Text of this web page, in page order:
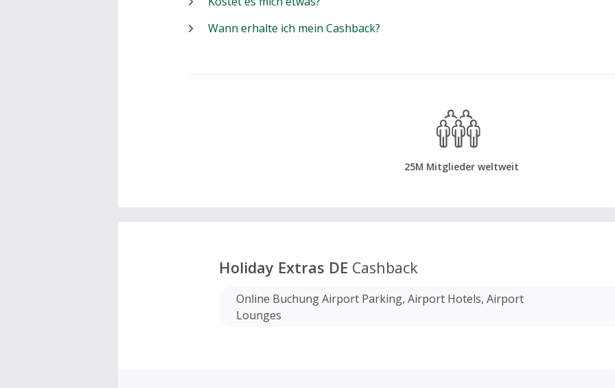
Wann erhalte ich mein Cashback?
25M Mitglieder weltweit
Holiday Extras DE Cashback
Online Buchung Airport Parking, Airport Hotels, Airport
Lounges